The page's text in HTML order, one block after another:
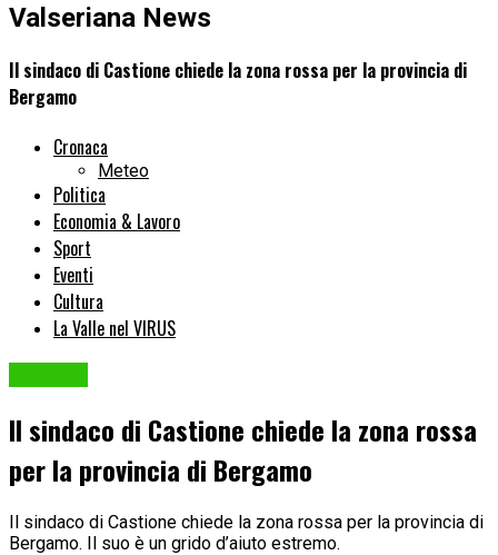
Valseriana News
Il sindaco di Castione chiede la zona rossa per la provincia di
Bergamo
Cronaca
Meteo
Politica
Economia & Lavoro
Sport
Eventi
Cultura
La Valle nel VIRUS
Il sindaco di Castione chiede la zona rossa
per la provincia di Bergamo
Il sindaco di Castione chiede la zona rossa per la provincia di
Bergamo. Il suo è un grido d’aiuto estremo.